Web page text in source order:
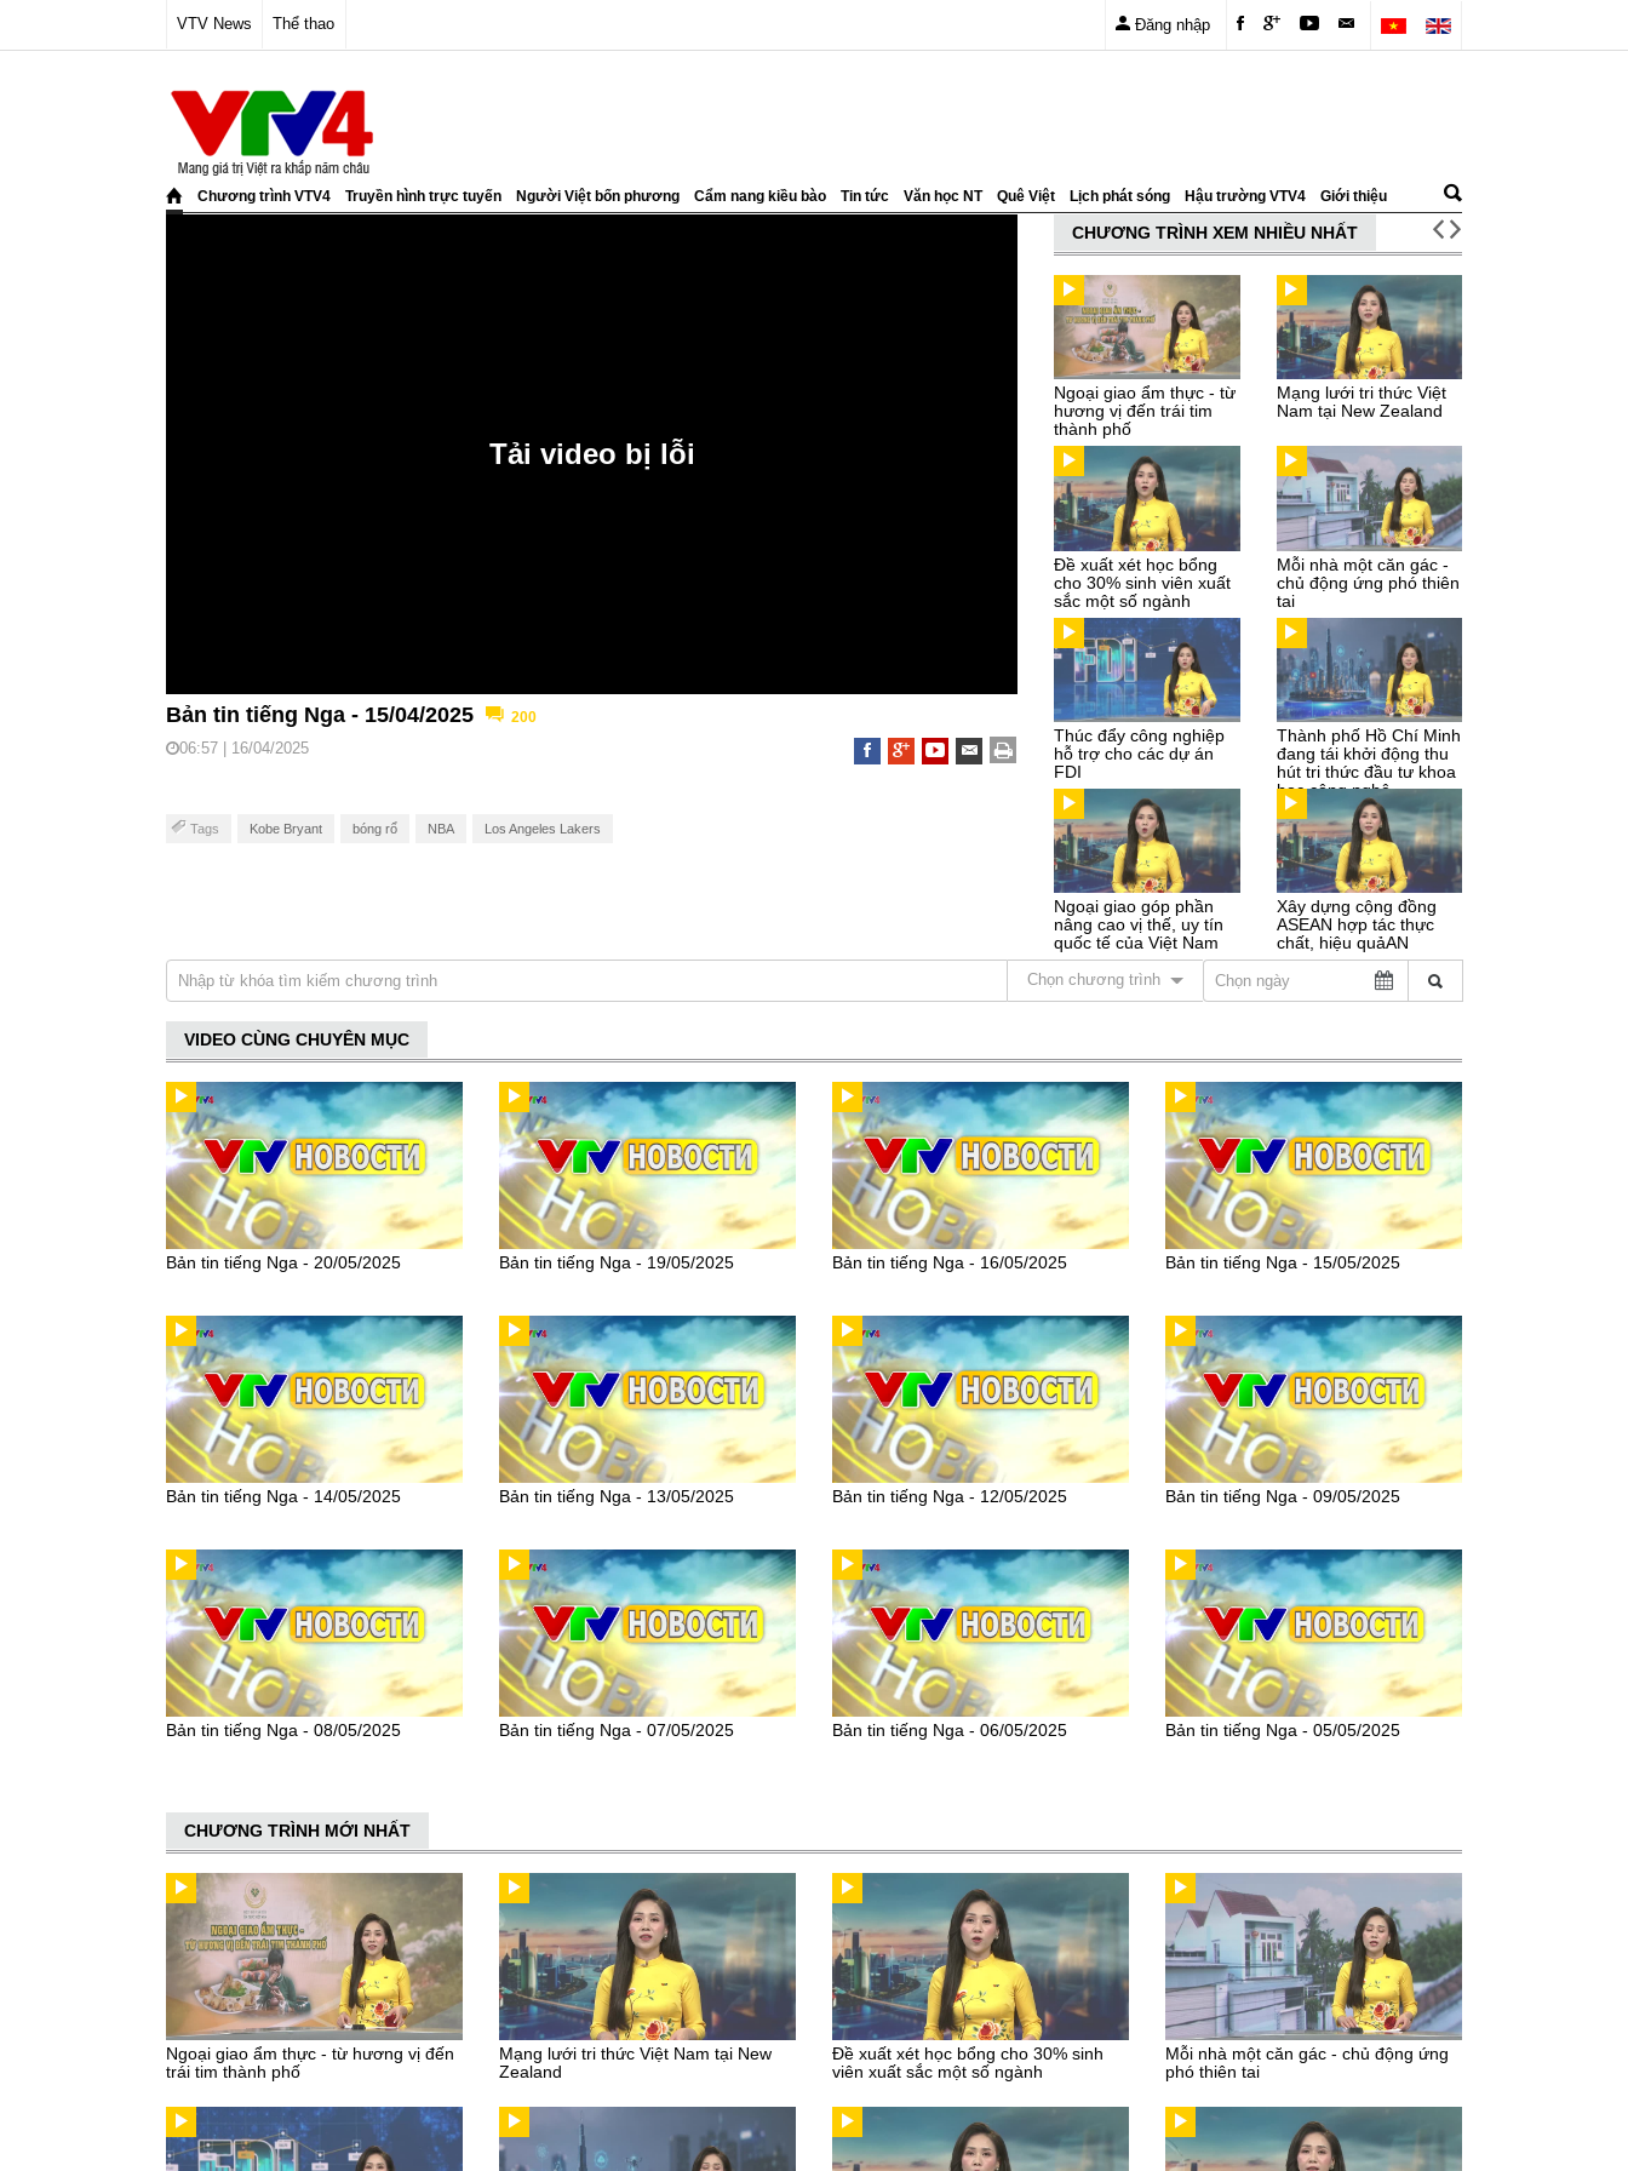
VTV News Thể thao Đăng nhập
Chương trình VTV4 Truyền hình trực tuyến Người Việt bốn phương Cẩm nang kiều bào Tin tức Văn học NT Quê Việt Lịch phát sóng Hậu trường VTV4 Giới thiệu
Bản tin tiếng Nga - 15/04/2025 200
06:57 | 16/04/2025
Tags Kobe Bryant bóng rổ NBA Los Angeles Lakers
CHƯƠNG TRÌNH XEM NHIỀU NHẤT
Ngoại giao ẩm thực - từ
hương vị đến trái tim
thành phố
Mạng lưới tri thức Việt
Nam tại New Zealand
Đề xuất xét học bổng
cho 30% sinh viên xuất
sắc một số ngành
Mỗi nhà một căn gác -
chủ động ứng phó thiên
tai
Thúc đẩy công nghiệp
hỗ trợ cho các dự án
FDI
Thành phố Hồ Chí Minh
đang tái khởi động thu
hút tri thức đầu tư khoa
học công nghệ
Ngoại giao góp phần
nâng cao vị thế, uy tín
quốc tế của Việt Nam
Xây dựng cộng đồng
ASEAN hợp tác thực
chất, hiệu quảAN
Chọn chương trình
VIDEO CÙNG CHUYÊN MỤC
Bản tin tiếng Nga - 20/05/2025 Bản tin tiếng Nga - 19/05/2025 Bản tin tiếng Nga - 16/05/2025 Bản tin tiếng Nga - 15/05/2025
Bản tin tiếng Nga - 14/05/2025 Bản tin tiếng Nga - 13/05/2025 Bản tin tiếng Nga - 12/05/2025 Bản tin tiếng Nga - 09/05/2025
Bản tin tiếng Nga - 08/05/2025 Bản tin tiếng Nga - 07/05/2025 Bản tin tiếng Nga - 06/05/2025 Bản tin tiếng Nga - 05/05/2025
CHƯƠNG TRÌNH MỚI NHẤT
Ngoại giao ẩm thực - từ hương vị đến
trái tim thành phố
Mạng lưới tri thức Việt Nam tại New
Zealand
Đề xuất xét học bổng cho 30% sinh
viên xuất sắc một số ngành
Mỗi nhà một căn gác - chủ động ứng
phó thiên tai